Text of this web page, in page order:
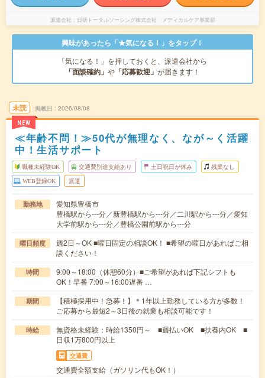
派遣会社 日研トータルソーシング株式会社 メディカルケア事業部
興味があったら「★気になる！」をタップ！
「気になる！」を押しておくと、派遣会社から
「面談確約」 や 「応募歓迎」 が届きます！
未読
NEW
掲載日 2026/08/08
≪年齢不問！≫50代が無理なく、なが～く活躍
中！生活サポート
職種未経験OK 交通費別途支給あり 土日祝日が休み 残業なし
WEB登録OK 派遣
勤務地
愛知県豊橋市
豊橋駅から---分／新豊橋駅から---分／二川駅から---分／愛知
大学前駅から---分／豊橋公園前駅から---分
曜日頻度
週2日～OK ■曜日固定の相談OK！ ■希望の曜日があればご相
談ください！
時間
9:00～18:00（休憩60分）■ご希望があれば下記シフトも
OK！早番 7:00～16:00遅番 …
期間
【積極採用中！急募！】＊1年以上勤務している方が多数！
ご応募から最短2～3日後の就業も相談可能です！
時給
無資格未経験：時給1350円～ ■週払いOK ■扶養内OK ■
日収1万800円以上
交通費
交通費全額支給（ガソリン代もOK！）